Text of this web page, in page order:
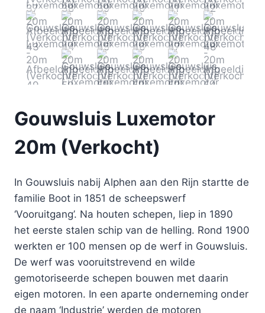
Gouwsluis Luxemotor
20m (Verkocht)
In Gouwsluis nabij Alphen aan den Rijn startte de
familie Boot in 1851 de scheepswerf
‘Vooruitgang’. Na houten schepen, liep in 1890
het eerste stalen schip van de helling. Rond 1900
werkten er 100 mensen op de werf in Gouwsluis.
De werf was vooruitstrevend en wilde
gemotoriseerde schepen bouwen met daarin
eigen motoren. In een aparte onderneming onder
de naam ‘Industrie’ werden de motoren